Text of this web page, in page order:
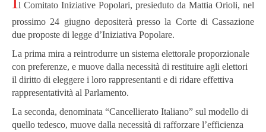
l Comitato Iniziative Popolari, presieduto da Mattia Orioli, nel
prossimo 24 giugno depositerà presso la Corte di Cassazione
due proposte di legge d’Iniziativa Popolare.
La prima mira a reintrodurre un sistema elettorale proporzionale
con preferenze, e muove dalla necessità di restituire agli elettori
il diritto di eleggere i loro rappresentanti e di ridare effettiva
rappresentatività al Parlamento.
La seconda, denominata “Cancellierato Italiano” sul modello di
quello tedesco, muove dalla necessità di rafforzare l’efficienza